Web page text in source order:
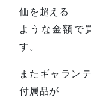
価を超える
ような金額で
す。
またギャラン
付属品が